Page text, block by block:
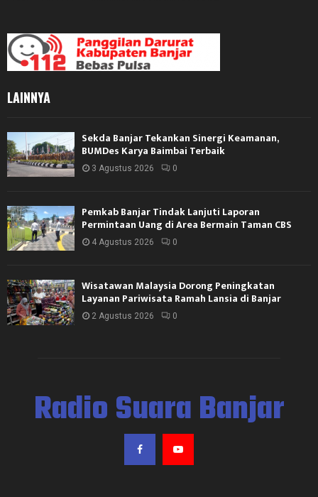
LAINNYA
Sekda Banjar Tekankan Sinergi Keamanan,
BUMDes Karya Baimbai Terbaik
3 Agustus 2026 0
Pemkab Banjar Tindak Lanjuti Laporan
Permintaan Uang di Area Bermain Taman CBS
4 Agustus 2026 0
Wisatawan Malaysia Dorong Peningkatan
Layanan Pariwisata Ramah Lansia di Banjar
2 Agustus 2026 0
Radio Suara Banjar